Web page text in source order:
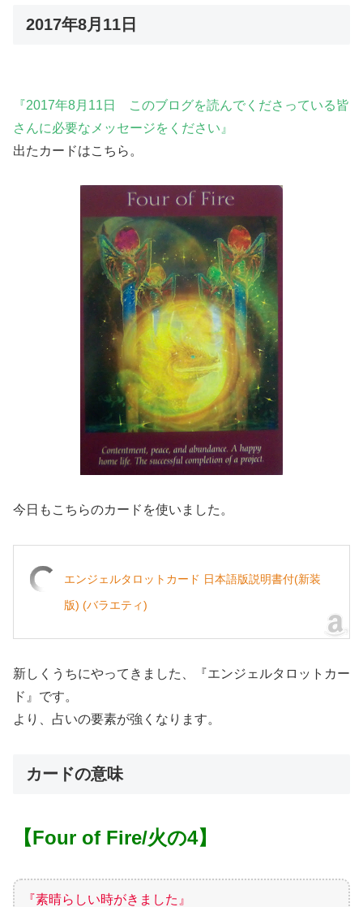
2017年8月11日
『2017年8月11日 このブログを読んでくださっている皆
さんに必要なメッセージをください』
出たカードはこちら。
今日もこちらのカードを使いました。
エンジェルタロットカード 日本語版説明書付(新装
版) (バラエティ)
新しくうちにやってきました、『エンジェルタロットカー
ド』です。
より、占いの要素が強くなります。
カードの意味
【Four of Fire/火の4】
『素晴らしい時がきました』